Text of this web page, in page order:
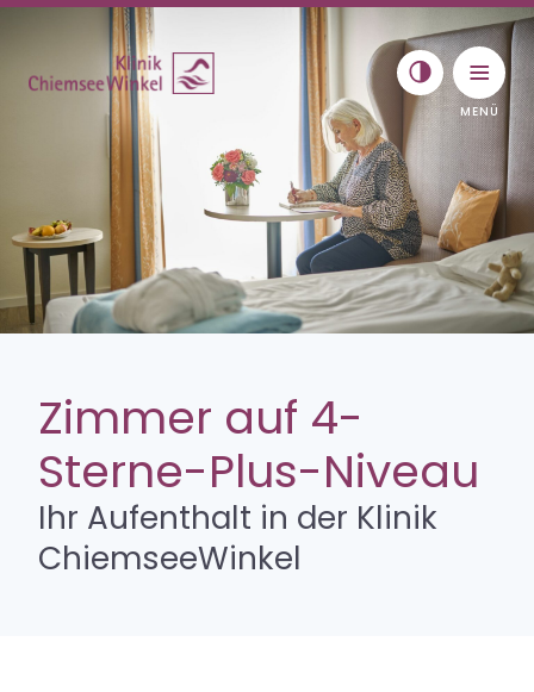
Skip to content
Toggle
Zimmer
Premium-Komfort-Paket
Wahlleistungen
Restaurant
Zimmer auf 4-
Sterne-Plus-Niveau
Ihr Aufenthalt in der Klinik
ChiemseeWinkel